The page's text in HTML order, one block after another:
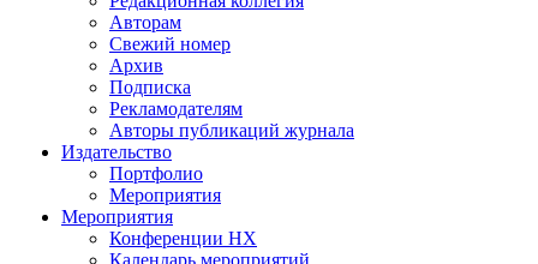
Авторам
Свежий номер
Архив
Подписка
Рекламодателям
Авторы публикаций журнала
Издательство
Портфолио
Мероприятия
Мероприятия
Конференции НХ
Календарь мероприятий